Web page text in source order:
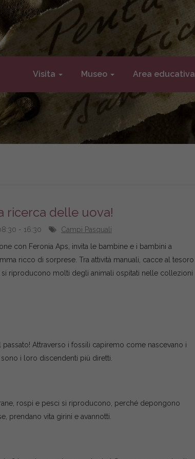
Visita Museo Area educativa
ricerca delle uova!
- 16:30 Campi Pasquali
con Feronia Aps, invita le bambine e i bambini a
ricco di sorprese. Tra attività manuali, cacce al tesoro
riproducono molti degli animali ospitati nelle collezioni
Attraverso i fossili capiremo come nascevano i
i loro discendenti più diretti.
rospi e pesci si riproducono, perché depongono
prendano vita girini e avannotti.